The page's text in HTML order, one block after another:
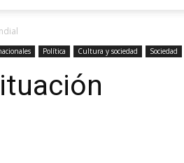
Política Cultura y sociedad Sociedad